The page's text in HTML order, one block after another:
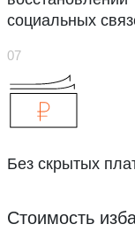
социальных
Без скрытых
Стоимость